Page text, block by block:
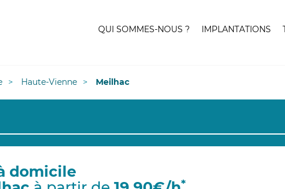
QUI SOMMES-NOUS ? IMPLANTATIONS
Haute-Vienne Meilhac
domicile
*